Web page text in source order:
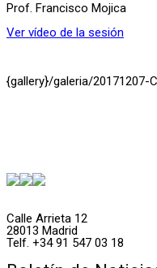
Prof. Francisco Mojica
Ver vídeo de la sesión
{gallery}/galeria/20171207-
Calle Arrieta 12
28013 Madrid
Telf. +34 91 547 03 18